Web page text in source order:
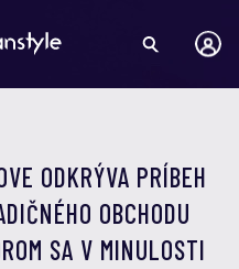
ODKRÝVA PRÍBEH
OBCHODU
SA V MINULOSTI